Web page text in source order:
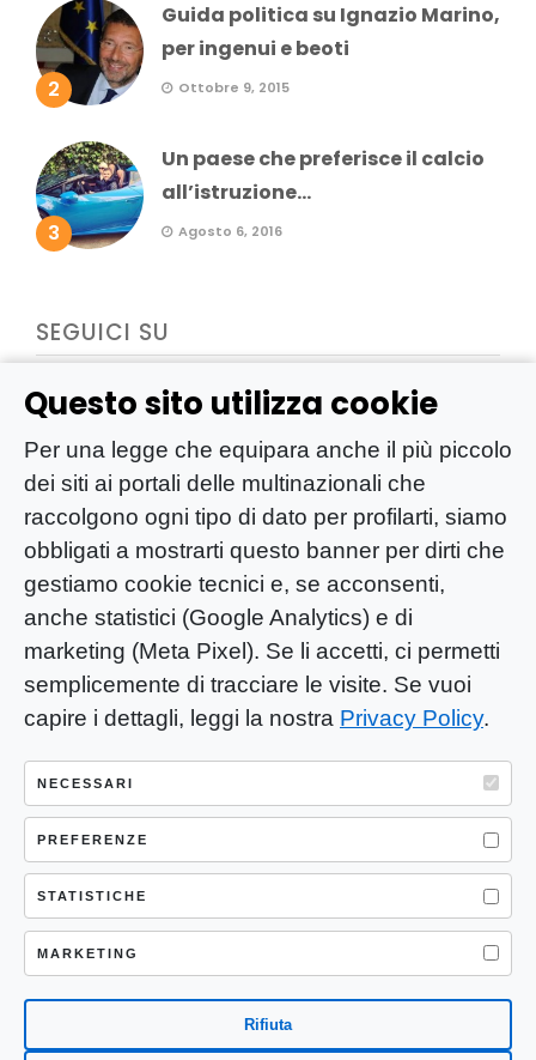
Questo sito utilizza cookie
Per una legge che equipara anche il più piccolo
dei siti ai portali delle multinazionali che
raccolgono ogni tipo di dato per profilarti, siamo
obbligati a mostrarti questo banner per dirti che
gestiamo cookie tecnici e, se acconsenti,
anche statistici (Google Analytics) e di
marketing (Meta Pixel). Se li accetti, ci permetti
semplicemente di tracciare le visite. Se vuoi
capire i dettagli, leggi la nostra Privacy Policy.
NECESSARI
PREFERENZE
STATISTICHE
MARKETING
Rifiuta
2
Guida politica su Ignazio Marino,
per ingenui e beoti
Ottobre 9, 2015
3
Un paese che preferisce il calcio
all’istruzione...
Agosto 6, 2016
SEGUICI SU
YOU-ng Slow Journalism è una testata
giornalistica di proprietà di Mastino S.R.L.
Registrazione presso Trib. Santa Maria
Capua Vetere (CE) n° 900 del 31/01/2025 |
ISSN 3103-4683
P.IVA: 04755530617
Sede Legale: CASERTA – VIA LORENZO MARIA
NERONI 11 CAP 81100